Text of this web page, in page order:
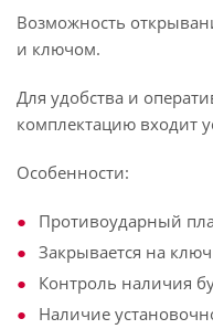
Возможность
и ключом.
Для удобства и
комплектацию входит
Особенности:
Противоударный
Закрывается на ключ
Контроль наличия
Наличие